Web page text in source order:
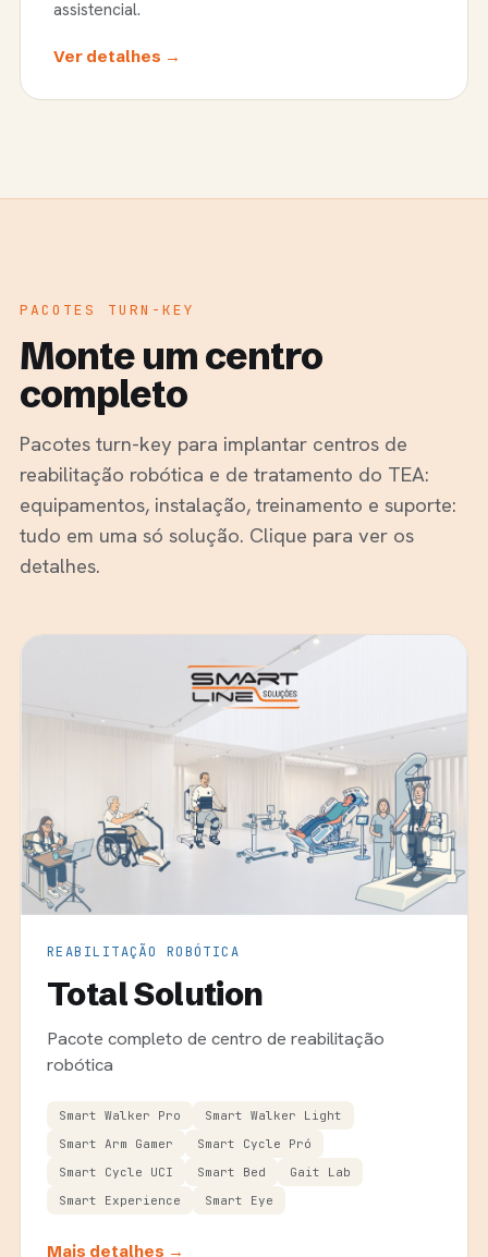
assistencial.
Ver detalhes →
PACOTES TURN-KEY
Monte um centro
completo
Pacotes turn-key para implantar centros de
reabilitação robótica e de tratamento do TEA:
equipamentos, instalação, treinamento e suporte:
tudo em uma só solução. Clique para ver os
detalhes.
REABILITAÇÃO ROBÓTICA
Total Solution
Pacote completo de centro de reabilitação
robótica
Smart Walker Pro
Smart Walker Light
Smart Arm Gamer
Smart Cycle Pró
Smart Cycle UCI
Smart Bed
Gait Lab
Smart Experience
Smart Eye
Mais detalhes →